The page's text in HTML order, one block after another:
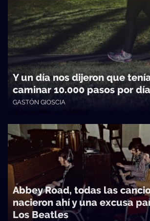
Y un día nos dijeron que
caminar 10.000 pasos por día
GASTÓN GIOSCIA
No Toquen Nada • 05/04/2023
Abbey Road, todas las
nacieron ahí y una excusa
Los Beatles